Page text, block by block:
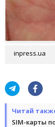
inpress.ua
Читай
SIM-карты